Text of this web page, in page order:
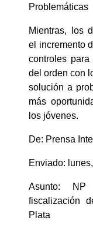
Problemáticas
Mientras, los
el incremento
controles
del orden con
solución a
más
los jóvenes.
De: Prensa
Enviado:
Asunto:
fiscalización
Plata